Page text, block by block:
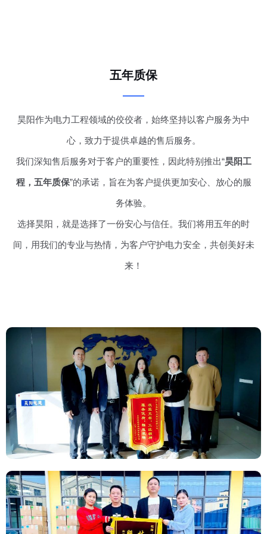
五年质保
昊阳作为电力工程领域的佼佼者，始终坚持以客户服务为中
心，致力于提供卓越的售后服务。
我们深知售后服务对于客户的重要性，因此特别推出“昊阳工
程，五年质保”的承诺，旨在为客户提供更加安心、放心的服
务体验。
选择昊阳，就是选择了一份安心与信任。我们将用五年的时
间，用我们的专业与热情，为客户守护电力安全，共创美好未
来！